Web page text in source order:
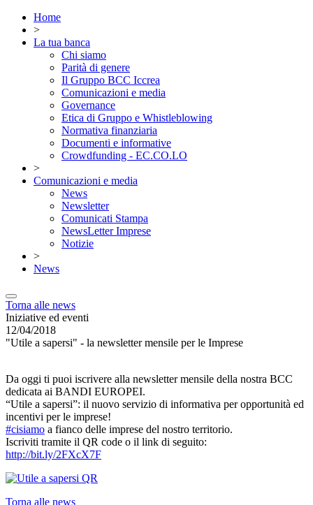
Home
>
La tua banca
Chi siamo
Parità di genere
Il Gruppo BCC Iccrea
Comunicazioni e media
Governance
Etica di Gruppo e Whistleblowing
Normativa finanziaria
Documenti e informative
Crowdfunding - EC.CO.LO
>
Comunicazioni e media
News
Newsletter
Comunicati Stampa
NewsLetter Imprese
Notizie
>
News
Torna alle news
Iniziative ed eventi
12/04/2018
"Utile a sapersi" - la newsletter mensile per le Imprese
Da oggi ti puoi iscrivere alla newsletter mensile della nostra BCC
dedicata ai BANDI EUROPEI.
“Utile a sapersi”: il nuovo servizio di informativa per opportunità ed
incentivi per le imprese!
#cisiamo a fianco delle imprese del nostro territorio.
Iscriviti tramite il QR code o il link di seguito:
http://bit.ly/2FXcX7F
Torna alle news